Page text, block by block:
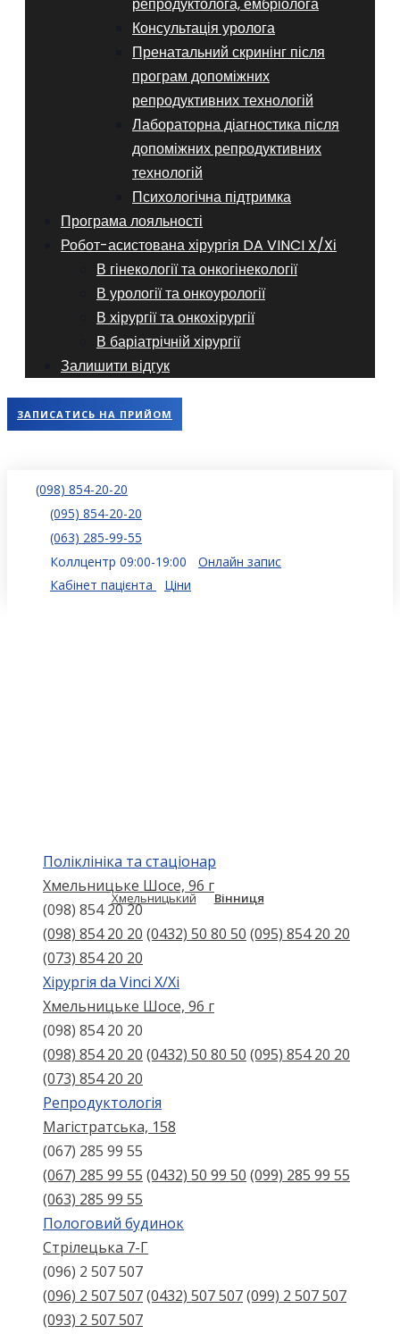
Консультація уролога
Пренатальний скринінг після
програм допоміжних
репродуктивних технологій
​​Лабораторна діагностика після
допоміжних репродуктивних
технологій
​​Психологічна підтримка
Програма лояльності
Робот-асистована хірургія DA VINCI X/Xі
В гінекології та онкогінекології
В урології та онкоурології
В хірургії та онкохірургії
В баріатрічній хірургії
Залишити відгук
ЗАПИСАТИСЬ НА ПРИЙОМ
(098) 854-20-20
(095) 854-20-20
(063) 285-99-55
Коллцентр 09:00-19:00
Онлайн запис
Кабінет пацієнта
Ціни
Хмельницький Вінниця
Поліклініка та стаціонар
Хмельницьке Шосе, 96 г
(098) 854 20 20
(098) 854 20 20 (0432) 50 80 50 (095) 854 20 20
(073) 854 20 20
Хірургія da Vinci X/Xі
Хмельницьке Шосе, 96 г
(098) 854 20 20
(098) 854 20 20 (0432) 50 80 50 (095) 854 20 20
(073) 854 20 20
Репродуктологія
Магістратська, 158
(067) 285 99 55
(067) 285 99 55 (0432) 50 99 50 (099) 285 99 55
(063) 285 99 55
Пологовий будинок
Стрілецька 7-Г
(096) 2 507 507
(096) 2 507 507(0432) 507 507(099) 2 507 507
(093) 2 507 507